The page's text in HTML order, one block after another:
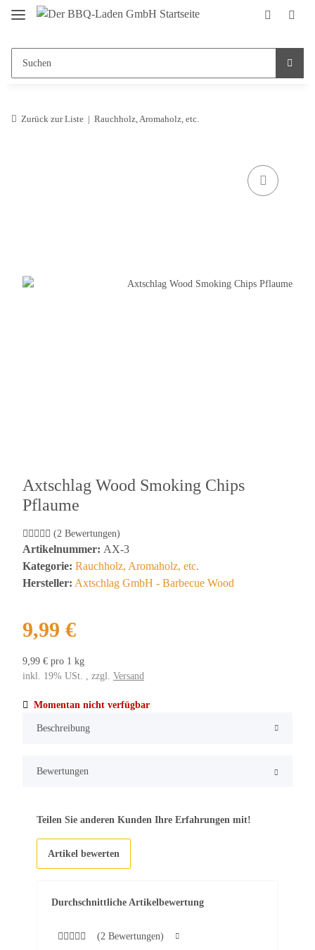
Zurück zur Liste Rauchholz, Aromaholz, etc.
Axtschlag Wood Smoking Chips
Pflaume
(2 Bewertungen)
Artikelnummer: AX-3
Kategorie: Rauchholz, Aromaholz, etc.
Hersteller: Axtschlag GmbH - Barbecue Wood
9,99 €
9,99 € pro 1 kg
inkl. 19% USt. , zzgl. Versand
Momentan nicht verfügbar
Beschreibung
Bewertungen
Durchschnittliche Artikelbewertung
(2 Bewertungen)
Teilen Sie anderen Kunden Ihre Erfahrungen mit!
Artikel bewerten